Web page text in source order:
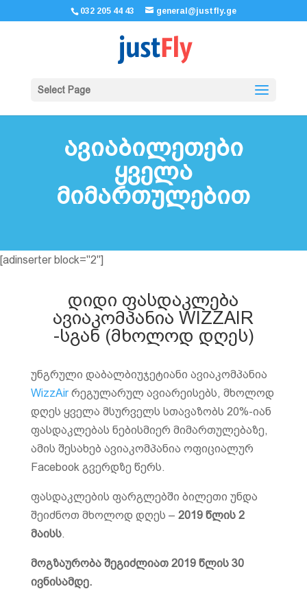
032 205 44 43 general@justfly.ge
Select Page
ავიაბილეთები
ყველა
მიმართულებით
[adinserter block="2"]
დიდი ფასდაკლება
ავიაკომპანია WIZZAIR
-სგან (მხოლოდ დღეს)
უნგრული დაბალბიუჯეტიანი ავიაკომპანია
WizzAirრეგულარულ ავიარეისებს, მხოლოდ
დღეს ყველა მსურველს სთავაზობს 20%-იან
ფასდაკლებას ნებისმიერ მიმართულებაზე,
ამის შესახებ ავიაკომპანია ოფიციალურ
Facebook გვერდზე წერს.
ფასდაკლების ფარგლებში ბილეთი უნდა
შეიძნოთ მხოლოდ დღეს – 2019 წლის 2
მაისს.
მოგზაურობა შეგიძლიათ 2019 წლის 30
ივნისამდე.